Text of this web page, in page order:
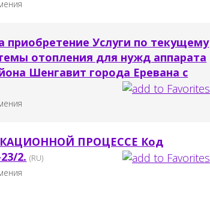
Услуги по текущему
отопления для нужд аппарата
Шенгавит города Еревана с
ПРОЦЕССЕ Код
2. (RU)